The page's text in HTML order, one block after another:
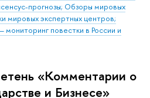
прогнозы; Обзоры мировых
мировых экспертных центров;
повестки в России и
«Комментарии о
и Бизнесе»